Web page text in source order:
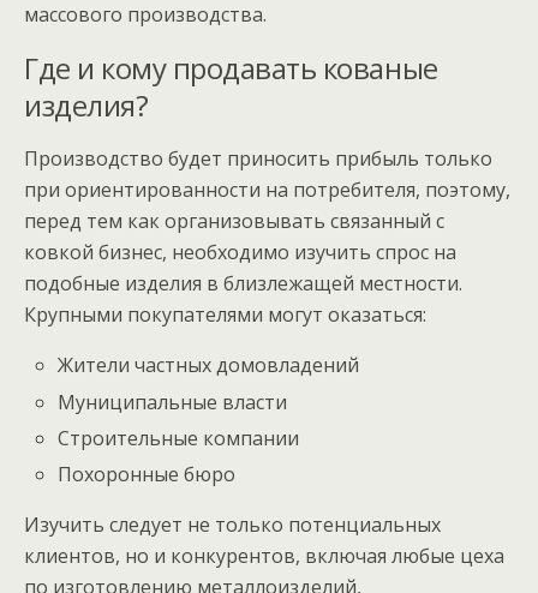
массового производства.
Где и кому продавать кованые
изделия?
Производство будет приносить прибыль только
при ориентированности на потребителя, поэтому,
перед тем как организовывать связанный с
ковкой бизнес, необходимо изучить спрос на
подобные изделия в близлежащей местности.
Крупными покупателями могут оказаться:
Жители частных домовладений
Муниципальные власти
Строительные компании
Похоронные бюро
Изучить следует не только потенциальных
клиентов, но и конкурентов, включая любые цеха
по изготовлению металлоизделий,